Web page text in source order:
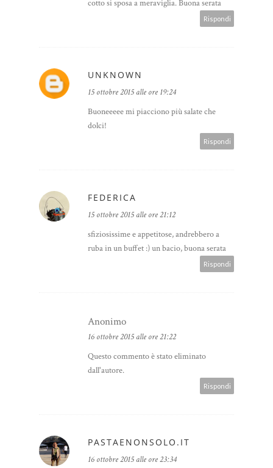
cotto si sposa a meraviglia. Buona serata
Rispondi
UNKNOWN
15 ottobre 2015 alle ore 19:24
Buoneeeee mi piacciono più salate che
dolci!
Rispondi
FEDERICA
15 ottobre 2015 alle ore 21:12
sfiziosissime e appetitose, andrebbero a
ruba in un buffet :) un bacio, buona serata
Rispondi
Anonimo
16 ottobre 2015 alle ore 21:22
Questo commento è stato eliminato
dall'autore.
Rispondi
PASTAENONSOLO.IT
16 ottobre 2015 alle ore 23:34